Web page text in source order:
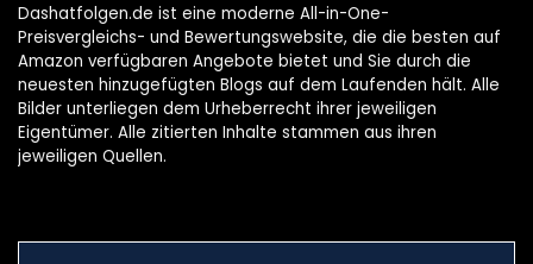
Dashatfolgen.de ist eine moderne All-in-One-
Preisvergleichs- und Bewertungswebsite, die die besten auf
Amazon verfügbaren Angebote bietet und Sie durch die
neuesten hinzugefügten Blogs auf dem Laufenden hält. Alle
Bilder unterliegen dem Urheberrecht ihrer jeweiligen
Eigentümer. Alle zitierten Inhalte stammen aus ihren
jeweiligen Quellen.